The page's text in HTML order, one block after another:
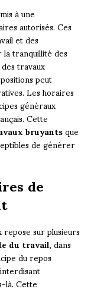
à une
autorisés. Ces
et des
tranquillité des
travaux
peut
Les horaires
généraux
Cette
bruyantsque
de générer
de
sur plusieurs
du travail, dans
du repos
Cette